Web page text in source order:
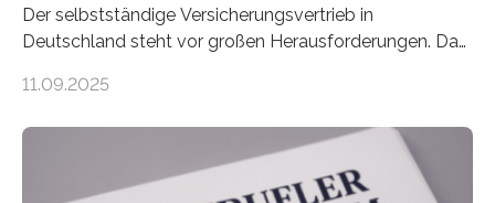
Der selbstständige Versicherungsvertrieb in
Deutschland steht vor großen Herausforderungen. Das
Dr. Matthias Beenken und Prof. Dr. Lukas Linnenbrink
Bundesverbands Deutscher Versicherungskaufleute e.V.
durchgeführt haben. Die Studie basiert auf den
11.09.2025